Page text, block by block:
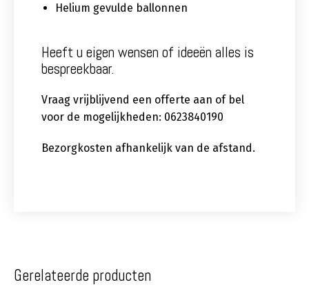
Helium gevulde ballonnen
Heeft u eigen wensen of ideeën alles is
bespreekbaar.
Vraag vrijblijvend een offerte aan of bel
voor de mogelijkheden: 0623840190
Bezorgkosten afhankelijk van de afstand.
Gerelateerde producten